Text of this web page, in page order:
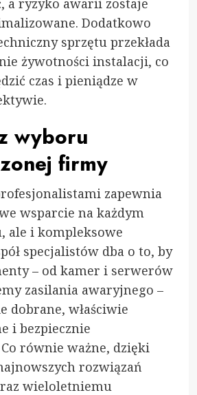
a ryzyko awarii zostaje
Dodatkowo
sprzętu przekłada
żywotności instalacji, co
czas i pieniądze w
wyboru
firmy
zapewnia
wsparcie na każdym
ale i kompleksowe
specjalistów dba o to, by
– od kamer i serwerów
zasilania awaryjnego –
dobrane, właściwie
i bezpiecznie
równie ważne, dzięki
rozwiązań
wieloletniemu